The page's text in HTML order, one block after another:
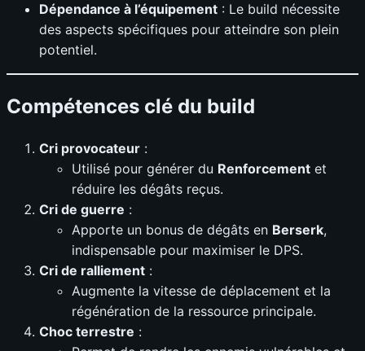
Dépendance à l’équipement : Le build nécessite
des aspects spécifiques pour atteindre son plein
potentiel.
Compétences clé du build
Cri provocateur :
Utilisé pour générer du Renforcement et
réduire les dégâts reçus.
Cri de guerre :
Apporte un bonus de dégâts en Berserk,
indispensable pour maximiser le DPS.
Cri de ralliement :
Augmente la vitesse de déplacement et la
régénération de la ressource principale.
Choc terrestre :